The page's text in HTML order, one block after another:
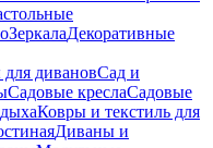
ЗеркалаДекоративные
дивановСад и
Садовые креслаСадовые
Ковры и текстиль для
Диваны и